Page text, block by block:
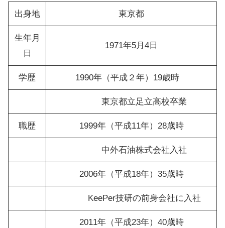
出身地 東京都
生年月
日
1971年5月4日
学歴 1990年（平成２年）19歳時
東京都立足立高校卒業
職歴 1999年（平成11年）28歳時
中外石油株式会社入社
2006年（平成18年）35歳時
KeePer技研の前身会社に入社
2011年（平成23年）40歳時